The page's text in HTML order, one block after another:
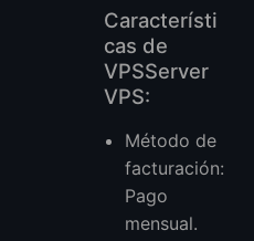
Característi
cas de
VPSServer
VPS:
Método de
facturación:
Pago
mensual.